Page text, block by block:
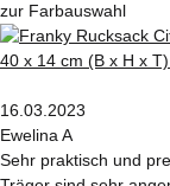
zur Farbauswahl
16.03.2023
Ewelina A
Sehr praktisch und